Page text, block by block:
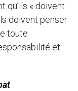
qu’ils « doivent
doivent penser
toute
et